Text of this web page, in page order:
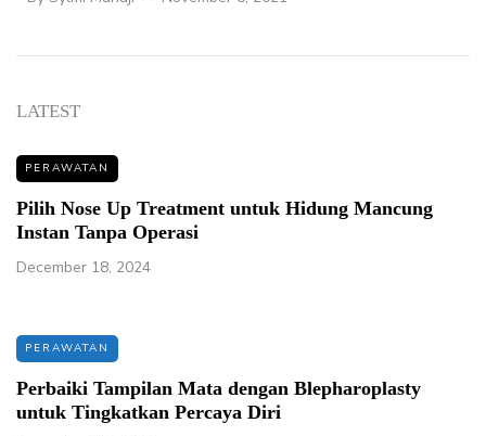
LATEST
PERAWATAN
Pilih Nose Up Treatment untuk Hidung Mancung
Instan Tanpa Operasi
December 18, 2024
PERAWATAN
Perbaiki Tampilan Mata dengan Blepharoplasty
untuk Tingkatkan Percaya Diri